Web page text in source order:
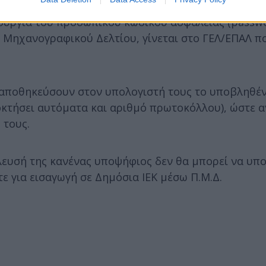
του τρέχοντος σχολικού έτους που δεν
του προσωπικού κωδικού ασφαλείας
Δελτίου, γίνεται στο ΓΕΛ/ΕΠΑΛ
στον υπολογιστή τους το
αυτόματα και αριθμό πρωτοκόλλου), ώστε
της κανένας υποψήφιος δεν θα μπορεί να
για εισαγωγή σε Δημόσια ΙΕΚ μέσω Π.Μ.Δ.